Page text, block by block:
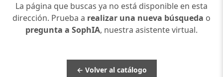
La página que buscas ya no está disponible en esta
dirección. Prueba a realizar una nueva búsqueda o
pregunta a SophIA, nuestra asistente virtual.
← Volver al catálogo